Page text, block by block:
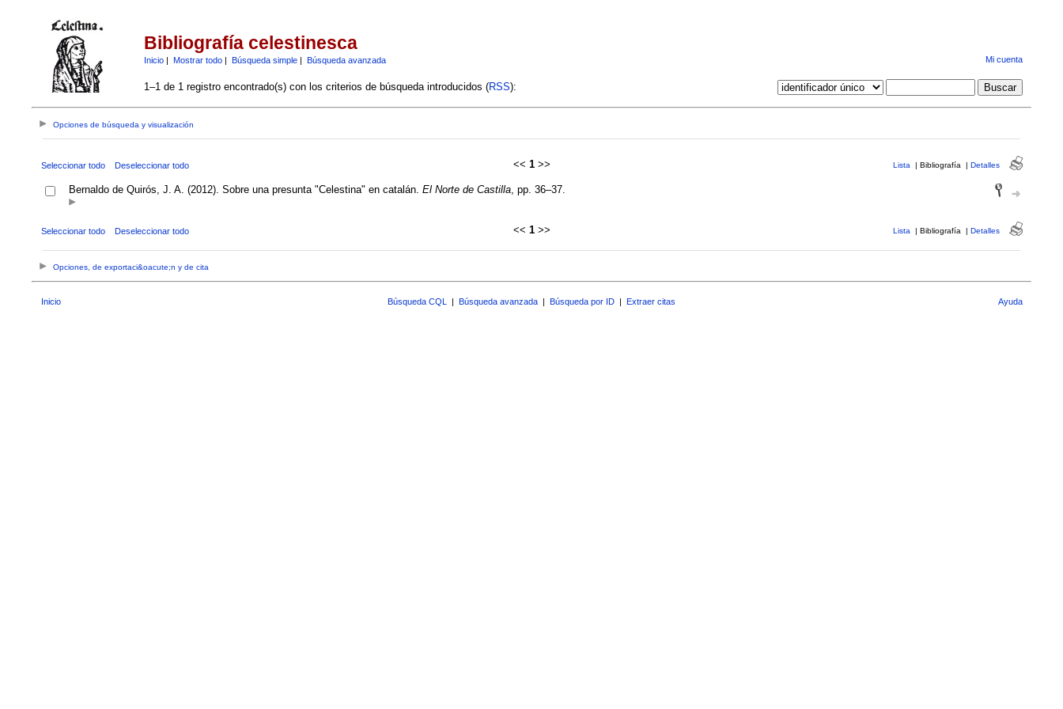
Bibliografía celestinesca
Inicio| Mostrar todo| Búsqueda simple| Búsqueda avanzada Mi cuenta
1–1 de 1 registro encontrado(s) con los criterios de búsqueda introducidos (RSS):
Opciones de búsqueda y visualización
Seleccionar todo Deseleccionar todo << 1>> Lista | Bibliografía | Detalles
Bernaldo de Quirós, J. A. (2012). Sobre una presunta "Celestina" en catalán. El Norte de Castilla, pp. 36–37.
Seleccionar todo Deseleccionar todo << 1>> Lista | Bibliografía | Detalles
Opciones, de exportaci&oacute;n y de cita
Inicio Búsqueda CQL | Búsqueda avanzada | Búsqueda por ID | Extraer citas Ayuda